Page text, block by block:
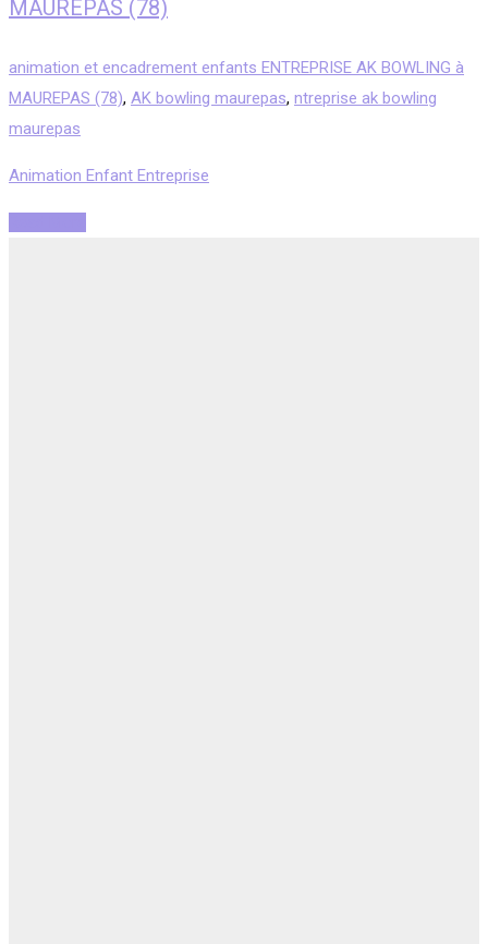
MAUREPAS (78)
animation et encadrement enfants ENTREPRISE AK BOWLING à
MAUREPAS (78), AK bowling maurepas, ntreprise ak bowling
maurepas
Animation Enfant Entreprise